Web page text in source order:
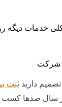
خدمات دیگه
شرکت
دارید ثبت
سال صدها